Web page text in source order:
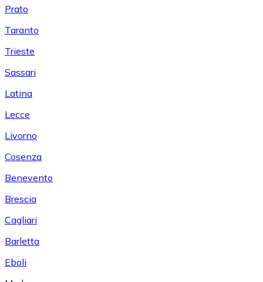
Prato
Taranto
Trieste
Sassari
Latina
Lecce
Livorno
Cosenza
Benevento
Brescia
Cagliari
Barletta
Eboli